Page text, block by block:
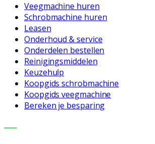
Veegmachine huren
Schrobmachine huren
Leasen
Onderhoud & service
Onderdelen bestellen
Reinigingsmiddelen
Keuzehulp
Koopgids schrobmachine
Koopgids veegmachine
Bereken je besparing
BEDRIJF